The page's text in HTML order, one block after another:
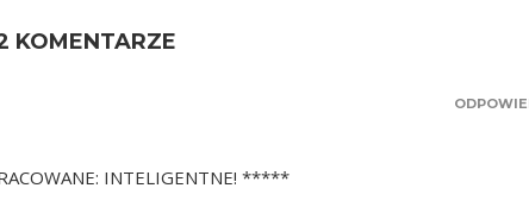
KOMENTARZE
INTELIGENTNE! *****